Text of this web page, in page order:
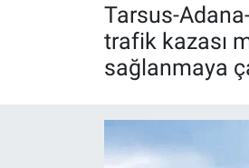
Tarsus-
trafik kazası
sağlanmaya
KÜLTÜR - SANAT